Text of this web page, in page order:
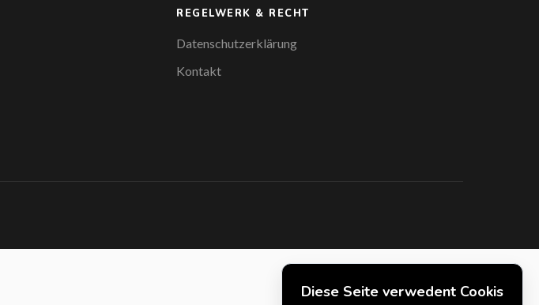
REGELWERK & RECHT
Datenschutzerklärung
Kontakt
Diese Seite verwedent Cookis